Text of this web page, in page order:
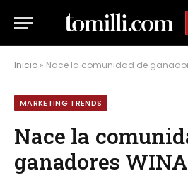
Inicio » Nace la comunidad de
MARKETING TRENDS
Nace la
ganadores WINA